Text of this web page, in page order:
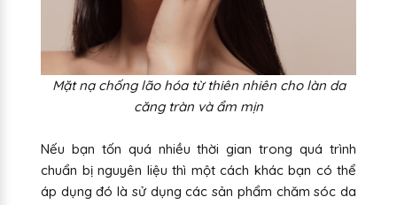
Mặt nạ chống lão hóa từ thiên nhiên cho làn da
căng tràn và ẩm mịn
Nếu bạn tốn quá nhiều thời gian trong quá trình
chuẩn bị nguyên liệu thì một cách khác bạn có thể
áp dụng đó là sử dụng các sản phẩm chăm sóc da